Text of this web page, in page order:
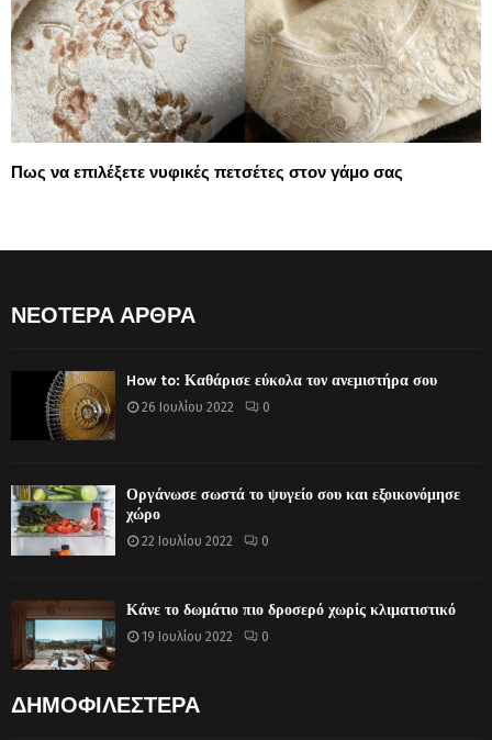
Πως να επιλέξετε νυφικές πετσέτες στον γάμο σας
ΝΕΟΤΕΡΑ ΑΡΘΡΑ
How to: Καθάρισε εύκολα τον ανεμιστήρα σου
26 Ιουλίου 2022 0
Οργάνωσε σωστά το ψυγείο σου και εξοικονόμησε
χώρο
22 Ιουλίου 2022 0
Κάνε το δωμάτιο πιο δροσερό χωρίς κλιματιστικό
19 Ιουλίου 2022 0
ΔΗΜΟΦΙΛΕΣΤΕΡΑ